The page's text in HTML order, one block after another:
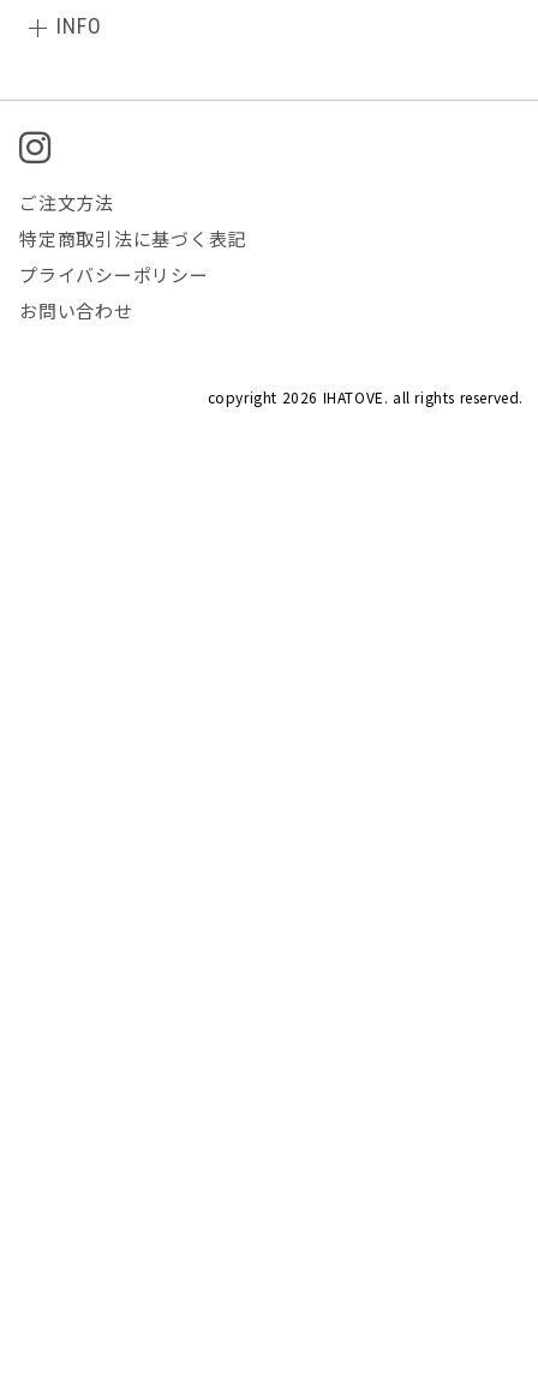
INFO
ご注文方法
特定商取引法に基づく表記
プライバシーポリシー
お問い合わせ
copyright 2026 IHATOVE. all rights reserved.